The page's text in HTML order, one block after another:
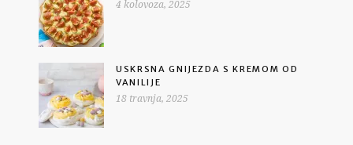
4 kolovoza, 2025
USKRSNA GNIJEZDA S KREMOM OD
VANILIJE
18 travnja, 2025